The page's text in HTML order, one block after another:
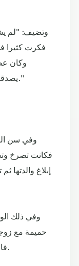
وتضيف: "لم
فكرت كثيرا
وكان
يصدقانني، واستمر هذا الوضع لأكثر من عامين."
وفي سن
فكانت تصرخ
إبلاغ والدتها
وفي ذلك
حميمة مع
فانتهت علاقتهما، وبالتالي انتهت محنة تاباتا.